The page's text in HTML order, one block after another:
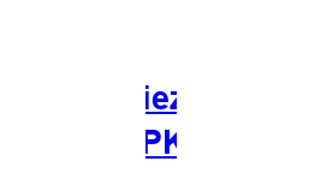
】Pourriez-vous
PPK Go.